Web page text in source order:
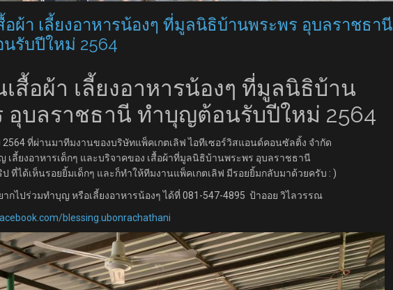
อผ้า เลี้ยงอาหารน้องๆ ที่มูลนิธิบ้านพระพร อุบลราชธานี
รับปีใหม่ 2564
สื้อผ้า เลี้ยงอาหารน้องๆ ที่มูลนิธิบ้าน
อุบลราชธานี ทำบุญต้อนรับปีใหม่ 2564
2564 ที่ผ่านมาทีมงานของบริษัทแพ็คเกตเลิฟ ไอทีเซอร์วิสแอนด์คอนซัลติ้ง จำกัด
เลี้ยงอาหารเด็กๆ และบริจาคของ เสื้อผ้าที่มูลนิธิบ้านพระพร อุบลราชธานี
ที่ได้เห็นรอยยิ้มเด็กๆ และก็ทำให้ทีมงานแพ็คเกตเลิฟ มีรอยยิ้มกลับมาด้วยครับ : )
กไปร่วมทำบุญ หรือเลี้ยงอาหารน้องๆ ได้ที่ 081-547-4895 ป้าออย วิไลวรรณ
blessing.ubonrachathani